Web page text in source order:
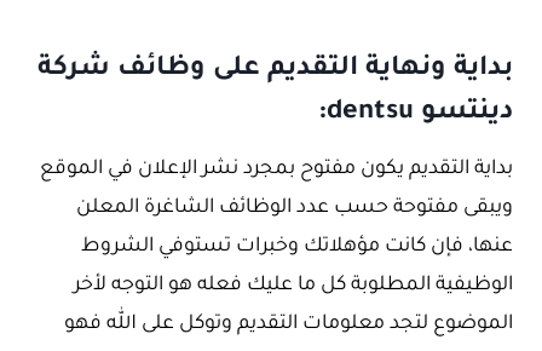
بداية ونهاية التقديم على وظائف شركة
دينتسو dentsu:
بداية التقديم يكون مفتوح بمجرد نشر الإعلان في الموقع
ويبقى مفتوحة حسب عدد الوظائف الشاغرة المعلن
عنها، فإن كانت مؤهلاتك وخبرات تستوفي الشروط
الوظيفية المطلوبة كل ما عليك فعله هو التوجه لأخر
الموضوع لتجد معلومات التقديم وتوكل على الله فهو